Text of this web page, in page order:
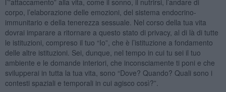
corpo, l’elaborazione delle emozioni, del sistema endocrino-
immunitario e della tenerezza sessuale. Nel corso della tua vita
dovrai imparare a ritornare a questo stato di privacy, al di là di tutte
le istituzioni, compreso il tuo “Io”, che è l’istituzione a fondamento
delle altre istituzioni. Sei, dunque, nel tempo in cui tu sei il tuo
ambiente e le domande interiori, che inconsciamente ti poni e che
svilupperai in tutta la tua vita, sono “Dove? Quando? Quali sono i
contesti spaziali e temporali in cui agisco così?”.